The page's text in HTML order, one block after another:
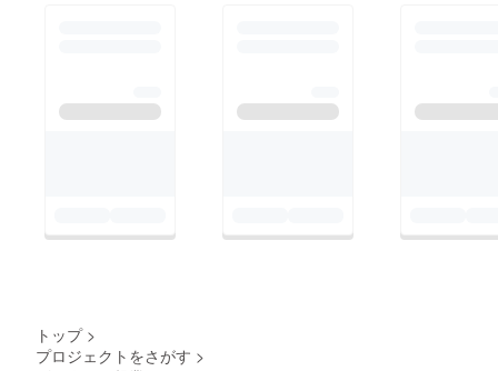
トップ >
プロジェクトをさがす >